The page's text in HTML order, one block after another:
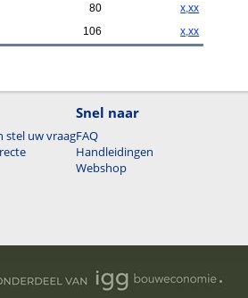
80
x,xx
106
x,xx
stel uw vraag
Snel naar
FAQ
Handleidingen
Webshop